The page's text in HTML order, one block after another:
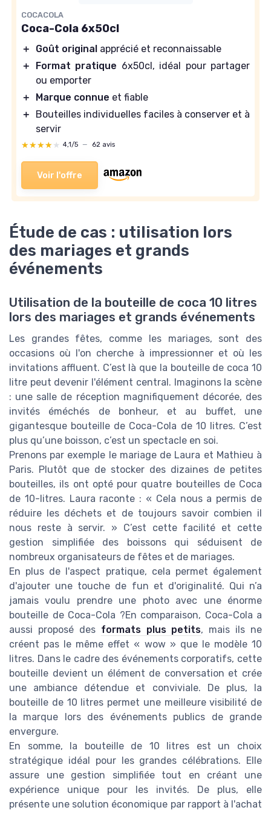
COCACOLA
Coca-Cola 6x50cl
＋ Goût original apprécié et reconnaissable
＋
Format pratique 6x50cl, idéal pour partager
ou emporter
＋
Marque connue et fiable
＋
Bouteilles individuelles faciles à conserver et à
servir
★★★★★
★★★★★ 4,1/5 — 62 avis
Voir l'offre
Étude de cas : utilisation lors
des mariages et grands
événements
Utilisation de la bouteille de coca 10 litres
lors des mariages et grands événements
Les grandes fêtes, comme les mariages, sont des
occasions où l'on cherche à impressionner et où les
invitations affluent. C’est là que la bouteille de coca 10
litre peut devenir l'élément central. Imaginons la scène
: une salle de réception magnifiquement décorée, des
invités éméchés de bonheur, et au buffet, une
gigantesque bouteille de Coca-Cola de 10 litres. C’est
plus qu’une boisson, c’est un spectacle en soi.
Prenons par exemple le mariage de Laura et Mathieu à
Paris. Plutôt que de stocker des dizaines de petites
bouteilles, ils ont opté pour quatre bouteilles de Coca
de 10-litres. Laura raconte : « Cela nous a permis de
réduire les déchets et de toujours savoir combien il
nous reste à servir. » C’est cette facilité et cette
gestion simplifiée des boissons qui séduisent de
nombreux organisateurs de fêtes et de mariages.
En plus de l'aspect pratique, cela permet également
d'ajouter une touche de fun et d'originalité. Qui n’a
jamais voulu prendre une photo avec une énorme
bouteille de Coca-Cola ?En comparaison, Coca-Cola a
aussi proposé des formats plus petits, mais ils ne
créent pas le même effet « wow » que le modèle 10
litres. Dans le cadre des événements corporatifs, cette
bouteille devient un élément de conversation et crée
une ambiance détendue et conviviale. De plus, la
bouteille de 10 litres permet une meilleure visibilité de
la marque lors des événements publics de grande
envergure.
En somme, la bouteille de 10 litres est un choix
stratégique idéal pour les grandes célébrations. Elle
assure une gestion simplifiée tout en créant une
expérience unique pour les invités. De plus, elle
présente une solution économique par rapport à l'achat